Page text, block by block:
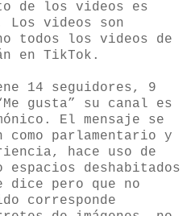
de los videos es
Los videos son
todos los videos de
en TikTok.
14 seguidores, 9
gusta” su canal es
El mensaje se
como parlamentario y
hace uso de
espacios deshabitados
dice pero que no
corresponde